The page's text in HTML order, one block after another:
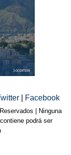
Facebook
| Ninguna
podrá ser